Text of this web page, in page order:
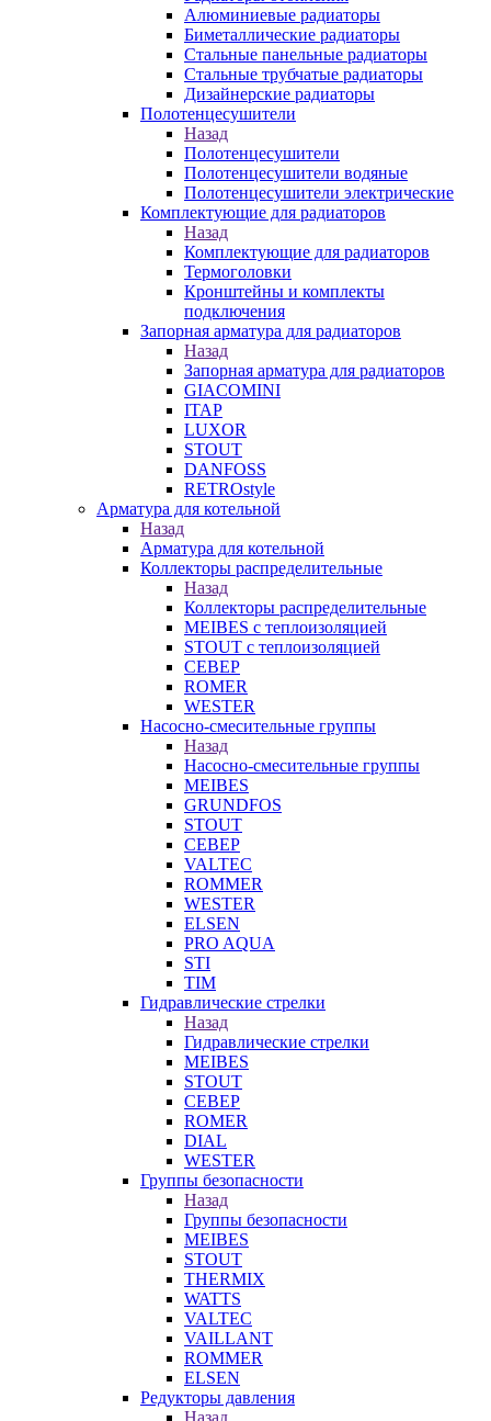
Алюминиевые радиаторы
Биметаллические радиаторы
Стальные панельные радиаторы
Стальные трубчатые радиаторы
Дизайнерские радиаторы
Полотенцесушители
Назад
Полотенцесушители
Полотенцесушители водяные
Полотенцесушители электрические
Комплектующие для радиаторов
Назад
Комплектующие для радиаторов
Термоголовки
Кронштейны и комплекты
подключения
Запорная арматура для радиаторов
Назад
Запорная арматура для радиаторов
GIACOMINI
ITAP
LUXOR
STOUT
DANFOSS
RETROstyle
Арматура для котельной
Назад
Арматура для котельной
Коллекторы распределительные
Назад
Коллекторы распределительные
MEIBES с теплоизоляцией
STOUT с теплоизоляцией
СЕВЕР
ROMER
WESTER
Насосно-смесительные группы
Назад
Насосно-смесительные группы
MEIBES
GRUNDFOS
STOUT
СЕВЕР
VALTEC
ROMMER
WESTER
ELSEN
PRO AQUA
STI
TIM
Гидравлические стрелки
Назад
Гидравлические стрелки
MEIBES
STOUT
СЕВЕР
ROMER
DIAL
WESTER
Группы безопасности
Назад
Группы безопасности
MEIBES
STOUT
THERMIX
WATTS
VALTEC
VAILLANT
ROMMER
ELSEN
Редукторы давления
Назад